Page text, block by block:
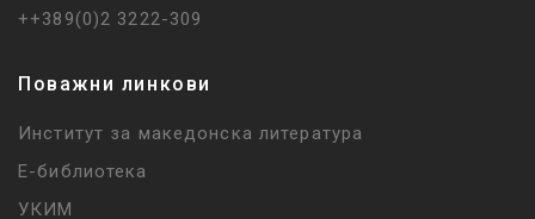
++389(0)2 3222-309
Поважни линкови
Институт за македонска литература
Е-библиотека
УКИМ